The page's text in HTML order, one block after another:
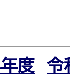
度 令